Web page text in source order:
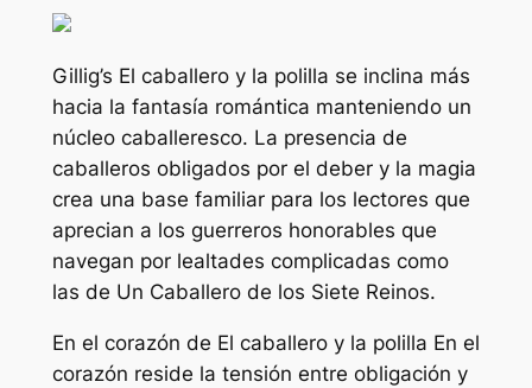
Gillig’s El caballero y la polilla se inclina más
hacia la fantasía romántica manteniendo un
núcleo caballeresco. La presencia de
caballeros obligados por el deber y la magia
crea una base familiar para los lectores que
aprecian a los guerreros honorables que
navegan por lealtades complicadas como
las de Un Caballero de los Siete Reinos.
En el corazón de El caballero y la polilla En el
corazón reside la tensión entre obligación y